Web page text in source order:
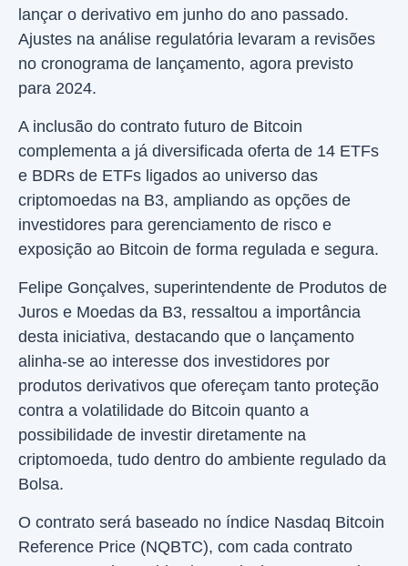
lançar o derivativo em junho do ano passado.
Ajustes na análise regulatória levaram a revisões
no cronograma de lançamento, agora previsto
para 2024.
A inclusão do contrato futuro de Bitcoin
complementa a já diversificada oferta de 14 ETFs
e BDRs de ETFs ligados ao universo das
criptomoedas na B3, ampliando as opções de
investidores para gerenciamento de risco e
exposição ao Bitcoin de forma regulada e segura.
Felipe Gonçalves, superintendente de Produtos de
Juros e Moedas da B3, ressaltou a importância
desta iniciativa, destacando que o lançamento
alinha-se ao interesse dos investidores por
produtos derivativos que ofereçam tanto proteção
contra a volatilidade do Bitcoin quanto a
possibilidade de investir diretamente na
criptomoeda, tudo dentro do ambiente regulado da
Bolsa.
O contrato será baseado no índice Nasdaq Bitcoin
Reference Price (NQBTC), com cada contrato